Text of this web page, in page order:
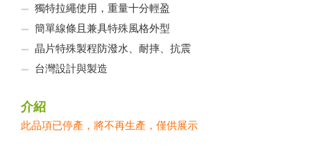
獨特拉繩使用，重量十分輕盈
簡單線條且兼具特殊風格外型
晶片特殊製程防潑水、耐摔、抗震
台灣設計與製造
介紹
此品項已停產，將不再生產，僅供展示